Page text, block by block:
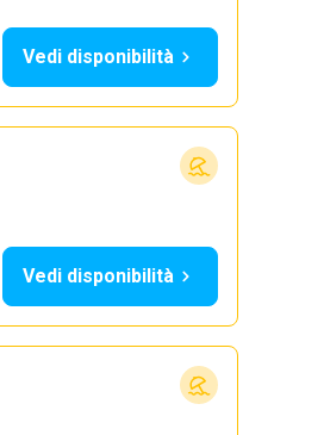
Vedi disponibilità
Vedi disponibilità